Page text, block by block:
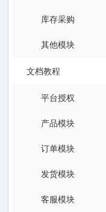
库存采购
其他模块
文档教程
平台授权
产品模块
订单模块
发货模块
客服模块